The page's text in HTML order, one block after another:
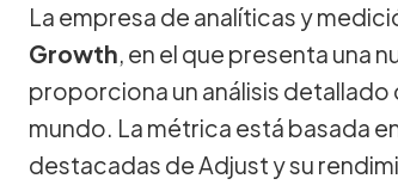
La empresa de analíticas y
Growth, en el que presenta una
proporciona un análisis
mundo. La métrica está basada
destacadas de Adjust y su